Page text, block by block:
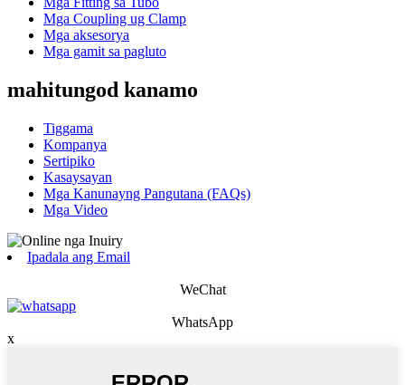
Mga Coupling ug Clamp
Mga aksesorya
Mga gamit sa pagluto
mahitungod kanamo
Tiggama
Kompanya
Sertipiko
Kasaysayan
Mga Kanunayng Pangutana (FAQs)
Mga Video
Ipadala ang Email
WeChat
WhatsApp
x